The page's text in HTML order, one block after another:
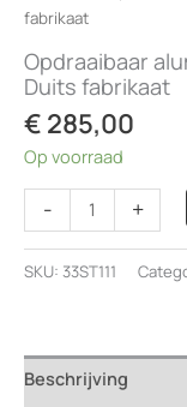
fabrikaat
Opdraaibaar
Duits fabrikaat
€ 285,00
Op voorraad
-
Opdraaibaar
aluminium
statief
zeer
fabrikaat
aantal
+
SKU: 33ST111
Beschrijving